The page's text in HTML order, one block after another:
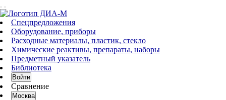
Спецпредложения
Оборудование, приборы
Расходные материалы, пластик, стекло
Химические реактивы, препараты, наборы
Предметный указатель
Библиотека
Войти
Сравнение
Москва